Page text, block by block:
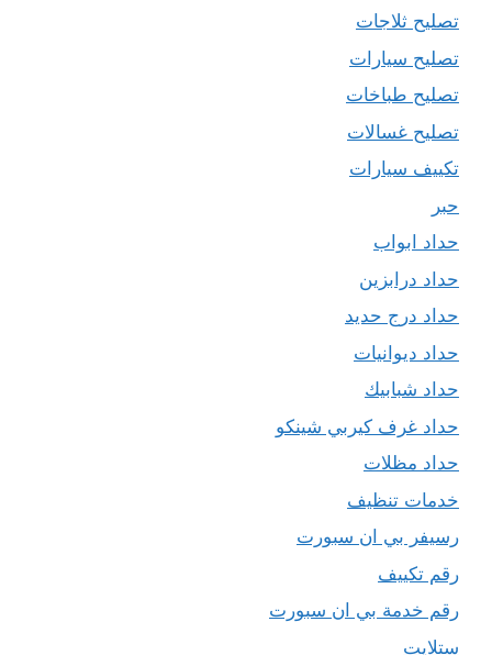
تصليح ثلاجات
تصليح سيارات
تصليح طباخات
تصليح غسالات
تكييف سيارات
حبر
حداد ابواب
حداد درابزين
حداد درج حديد
حداد ديوانيات
حداد شبابيك
حداد غرف كيربي شينكو
حداد مظلات
خدمات تنظيف
رسيفر بي ان سبورت
رقم تكييف
رقم خدمة بي ان سبورت
ستلايت